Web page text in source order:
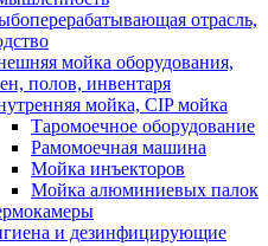
отрасль,
мойка оборудования,
полов, инвентаря
мойка, CIP мойка
Таромоечное оборудование
Рамомоечная машина
Мойка инъекторов
Мойка алюминиевых палок
и дезинфицирующие